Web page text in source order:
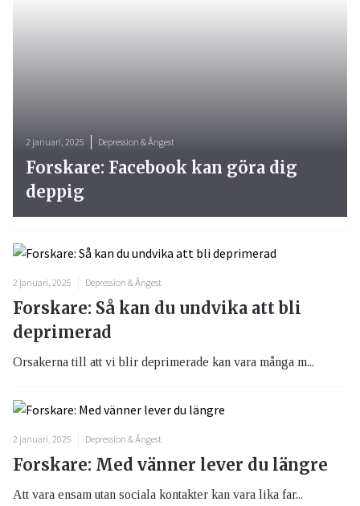
2 januari, 2025 Depression & Ångest
Forskare: Så kan du undvika att bli
deprimerad
Orsakerna till att vi blir deprimerade kan vara många m...
2 januari, 2025 Depression & Ångest
Forskare: Med vänner lever du längre
Att vara ensam utan sociala kontakter kan vara lika far...
2 januari, 2025 Depression & Ångest
Forskare: Facebook kan göra dig
deppig